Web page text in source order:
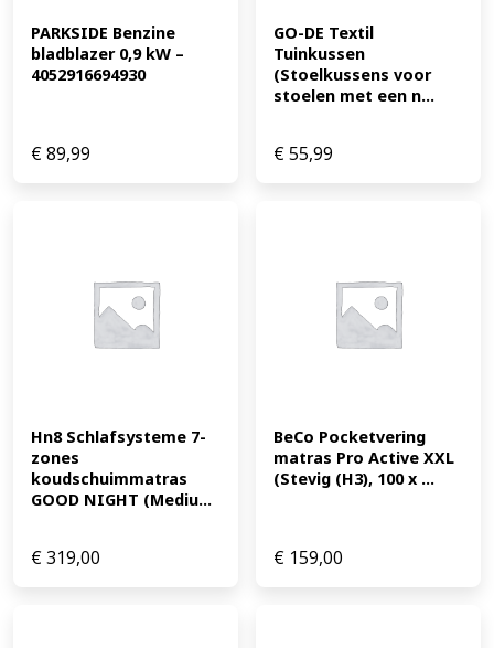
PARKSIDE Benzine
bladblazer 0,9 kW –
4052916694930
€89,99
GO-DE Textil
Tuinkussen
(Stoelkussens voor
stoelen met een n...
€55,99
Hn8 Schlafsysteme 7-
zones
koudschuimmatras
GOOD NIGHT (Mediu...
€319,00
BeCo Pocketvering
matras Pro Active XXL
(Stevig (H3), 100 x ...
€ 159,00